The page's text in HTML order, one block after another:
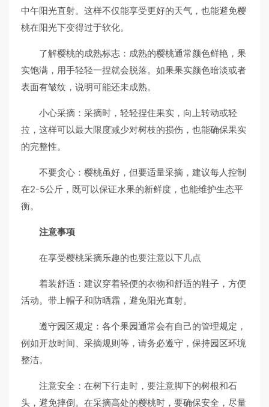
中午阳光直射。这样不仅能享受更好的天气，也能避免樱
桃在阳光下变得过于软化。
了解樱桃的成熟标志：成熟的樱桃通常颜色鲜艳，果
实饱满，用手轻轻一捏就会脱落。如果果实颜色暗淡或者
表面有皱纹，说明可能还未成熟。
小心采摘：采摘时，轻轻捏住果实，向上转动或轻
拉，这样可以最大限度减少对树枝的损伤，也能确保果实
的完整性。
不要贪心：樱桃虽好，但要适量采摘，建议每人控制
在2-5公斤，既可以保证水果的新鲜度，也能维护生态平
衡。
注意事项
在享受樱桃采摘乐趣的也要注意以下几点
着装舒适：建议穿着轻便的衣物和舒适的鞋子，方便
活动。带上帽子和防晒霜，避免阳光直射。
遵守园区规定：各个果园通常会有自己的管理规定，
例如开放时间、采摘规则等，请务必遵守，保持园区环境
整洁。
注意安全：在树下行走时，要注意脚下的树根和石
头，避免摔倒。在采摘高处的樱桃时，要确保安全，尽量